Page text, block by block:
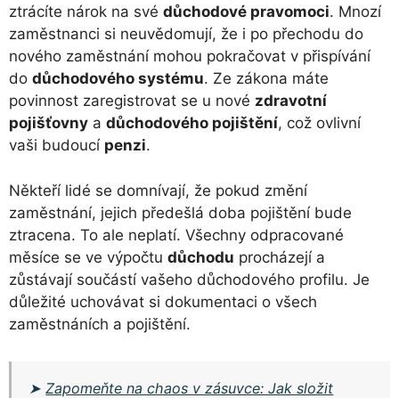
ztrácíte nárok na své důchodové pravomoci. Mnozí
zaměstnanci si neuvědomují, že i po přechodu do
nového zaměstnání mohou pokračovat v přispívání
do důchodového systému. Ze zákona máte
povinnost zaregistrovat se u nové zdravotní
pojišťovny a důchodového pojištění, což ovlivní
vaši budoucí penzi.
Někteří lidé se domnívají, že pokud změní
zaměstnání, jejich předešlá doba pojištění bude
ztracena. To ale neplatí. Všechny odpracované
měsíce se ve výpočtu důchodu procházejí a
zůstávají součástí vašeho důchodového profilu. Je
důležité uchovávat si dokumentaci o všech
zaměstnáních a pojištění.
➤Zapomeňte na chaos v zásuvce: Jak složit